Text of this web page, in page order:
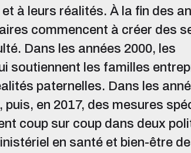
à leurs réalités. À la fin des
commencent à créer des
Dans les années 2000, les
soutiennent les familles
paternelles. Dans les
puis, en 2017, des mesures
coup sur coup dans deux
en santé et bien-être